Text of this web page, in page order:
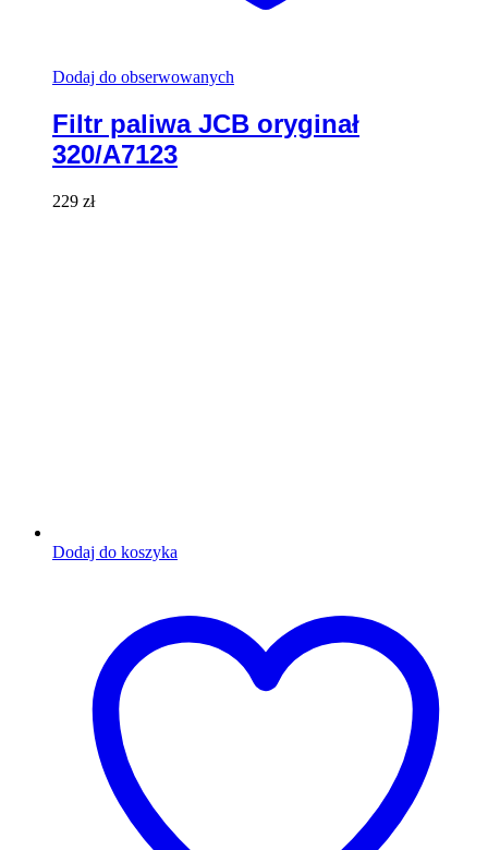
Dodaj do obserwowanych
Filtr paliwa JCB oryginał
320/A7123
229 zł
Dodaj do koszyka